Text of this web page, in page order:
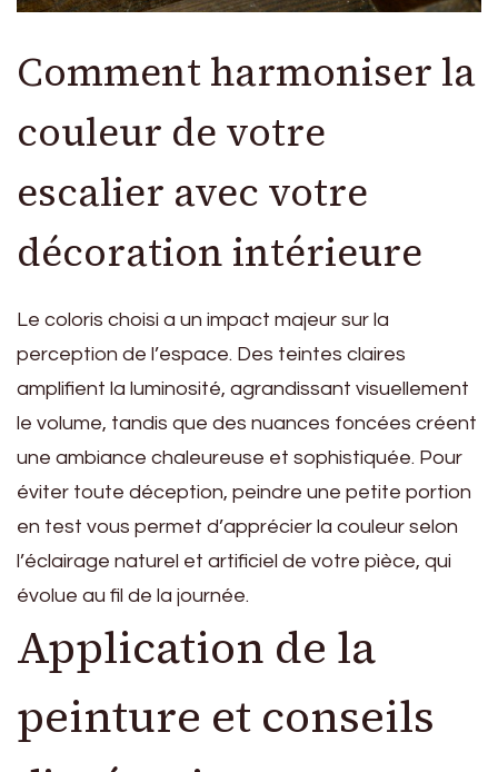
Comment harmoniser la
couleur de votre
escalier avec votre
décoration intérieure
Le coloris choisi a un impact majeur sur la
perception de l’espace. Des teintes claires
amplifient la luminosité, agrandissant visuellement
le volume, tandis que des nuances foncées créent
une ambiance chaleureuse et sophistiquée. Pour
éviter toute déception, peindre une petite portion
en test vous permet d’apprécier la couleur selon
l’éclairage naturel et artificiel de votre pièce, qui
évolue au fil de la journée.
Application de la
peinture et conseils